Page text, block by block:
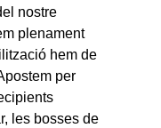
nostre
plenament
hem de
per
les bosses de